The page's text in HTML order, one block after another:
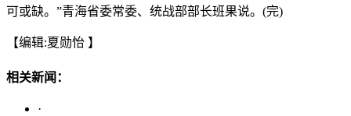
可或缺。”青海省委常委、统战部部长班果说。(完)
【编辑:夏勋怡 】
相关新闻：
·